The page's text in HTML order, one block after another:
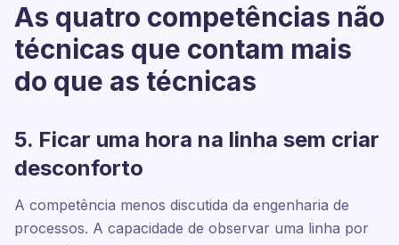
As quatro competências não
técnicas que contam mais
do que as técnicas
5. Ficar uma hora na linha sem criar
desconforto
A competência menos discutida da engenharia de
processos. A capacidade de observar uma linha por